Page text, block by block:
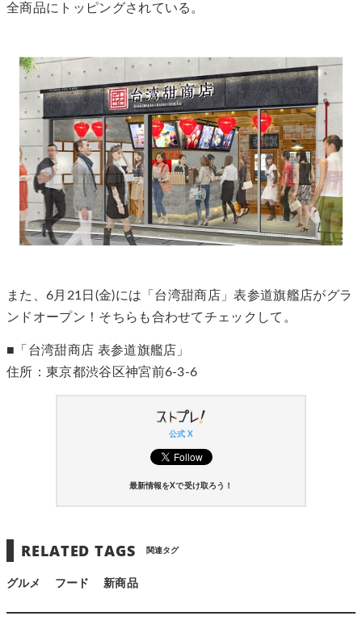
全商品にトッピングされている。
また、6月21日(金)には「台湾甜商店」表参道旗艦店がグラ
ンドオープン！そちらも合わせてチェックして。
■「台湾甜商店 表参道旗艦店」
住所：東京都渋谷区神宮前6-3-6
公式 X
最新情報をXで受け取ろう！
RELATED TAGS 関連タグ
グルメ フード 新商品